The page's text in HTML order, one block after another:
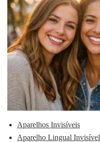
Aparelhos Invisíveis
Aparelho Lingual Invisível